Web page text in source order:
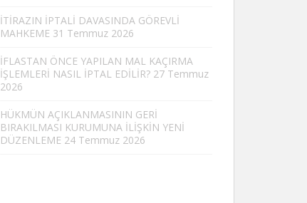
İTİRAZIN İPTALİ DAVASINDA GÖREVLİ
MAHKEME 31 Temmuz 2026
İFLASTAN ÖNCE YAPILAN MAL KAÇIRMA
İŞLEMLERİ NASIL İPTAL EDİLİR? 27 Temmuz
2026
HÜKMÜN AÇIKLANMASININ GERİ
BIRAKILMASI KURUMUNA İLİŞKİN YENİ
DÜZENLEME 24 Temmuz 2026